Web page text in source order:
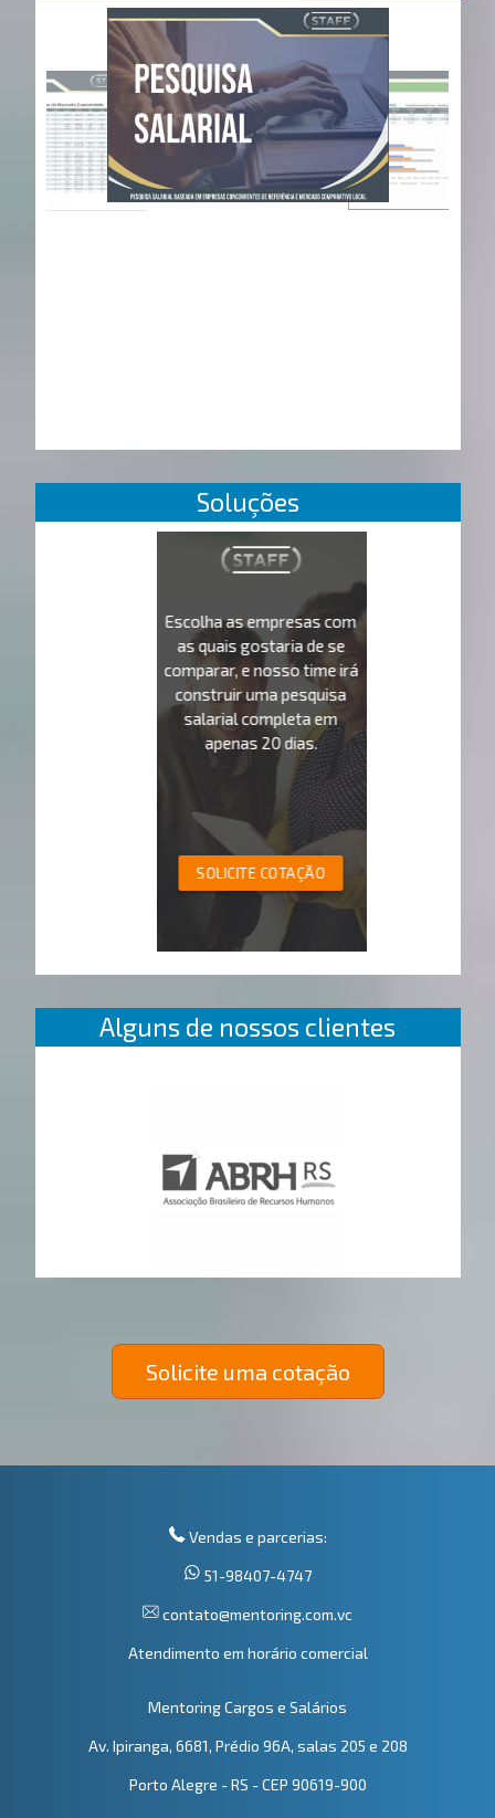
Soluções
Escolha as empresas com
as quais gostaria de se
comparar, e nosso time irá
construir uma pesquisa
salarial completa em
apenas 20 dias.
SOLICITE COTAÇÃO
Alguns de nossos clientes
Solicite uma cotação
Vendas e parcerias:
51-98407-4747
contato@mentoring.com.vc
Atendimento em horário comercial
Mentoring Cargos e Salários
Av. Ipiranga, 6681, Prédio 96A, salas 205 e 208
Porto Alegre - RS - CEP 90619-900